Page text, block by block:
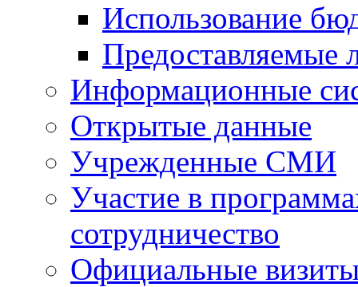
Использование
Предоставляемые
Информационные
Открытые данные
Учрежденные СМИ
Участие в
сотрудничество
Официальные